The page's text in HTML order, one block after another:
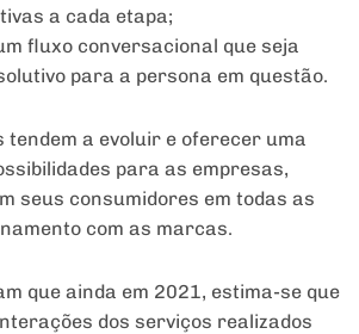
a cada etapa;
fluxo conversacional que seja
para a persona em questão.
tendem a evoluir e oferecer uma
para as empresas,
seus consumidores em todas as
com as marcas.
que ainda em 2021, estima-se que
dos serviços realizados